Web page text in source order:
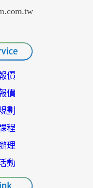
價
價
劃
程
理
動